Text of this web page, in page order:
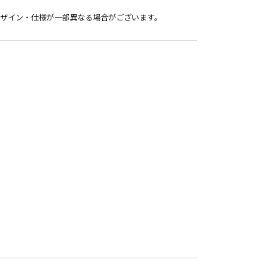
ン・仕様が一部異なる場合がございます。